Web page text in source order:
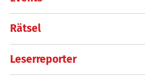
Rätsel
Leserreporter